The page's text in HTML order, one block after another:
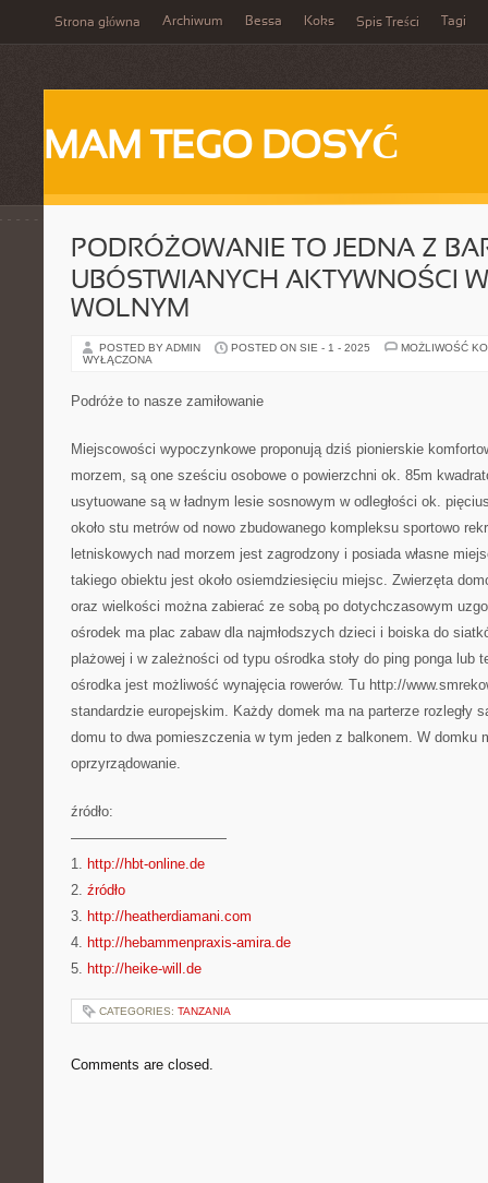
Strona główna Archiwum Bessa Koks Spis Treści Tagi
MAM TEGO DOSYĆ
PODRÓŻOWANIE TO JEDNA Z
UBÓSTWIANYCH AKTYWNOŚCI
WOLNYM
POSTED BY ADMIN POSTED ON SIE - 1 - 2025
MOŻLIWOŚĆ
WYŁĄCZONA
Podróże to nasze zamiłowanie
Miejscowości wypoczynkowe proponują dziś pionierskie
morzem, są one sześciu osobowe o powierzchni ok. 85m
usytuowane są w ładnym lesie sosnowym w odległości ok.
około stu metrów od nowo zbudowanego kompleksu sportowo
letniskowych nad morzem jest zagrodzony i posiada własne
takiego obiektu jest około osiemdziesięciu miejsc. Zwierzęta
oraz wielkości można zabierać ze sobą po dotychczasowym
ośrodek ma plac zabaw dla najmłodszych dzieci i boiska do
plażowej i w zależności od typu ośrodka stoły do ping ponga lub
ośrodka jest możliwość wynajęcia rowerów. Tu http://
standardzie europejskim. Każdy domek ma na parterze rozległy
domu to dwa pomieszczenia w tym jeden z balkonem. W domku
oprzyrządowanie.
źródło:
———————————
1. http://hbt-online.de
2. źródło
3. http://heatherdiamani.com
4. http://hebammenpraxis-amira.de
5. http://heike-will.de
CATEGORIES: TANZANIA
Comments are closed.